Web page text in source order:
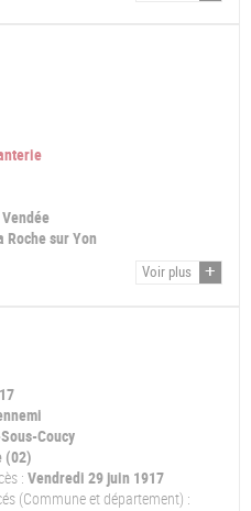
Vendée
Roche sur Yon
Voir plus
Coucy
(02)
: Vendredi 29 juin 1917
(Commune et département) :